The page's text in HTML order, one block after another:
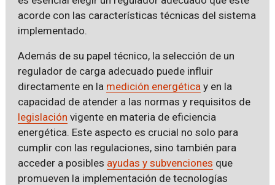
acorde con las características técnicas del sistema
implementado.
Además de su papel técnico, la selección de un
regulador de carga adecuado puede influir
directamente en la medición energética y en la
capacidad de atender a las normas y requisitos de
legislación vigente en materia de eficiencia
energética. Este aspecto es crucial no solo para
cumplir con las regulaciones, sino también para
acceder a posibles ayudas y subvenciones que
promueven la implementación de tecnologías